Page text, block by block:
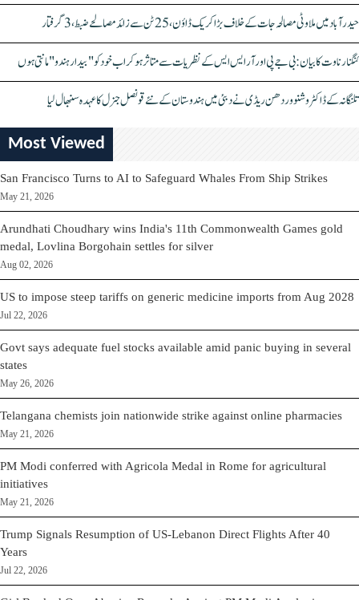
حیدرآباد میں ملاوٹی مصالحہ جات کے خلاف بڑا کریک ڈاؤن، 25 ٹن سے زائد مصالحے ضبط، 3 گرفتار
کنگنا رناوت کا بیان: بی جے پی اور آر ایس ایس کے نظریات سے متاثر ہو کر اب خود کو "بیدار ہندو" مانتی ہوں
تلنگانہ کے ڈاکٹر وشنو وردھن ریڈی نے دبئی میں ہندوستان کے نئے قونصل جنرل کا عہدہ سنبھال لیا
Most Viewed
San Francisco Turns to AI to Safeguard Whales From Ship Strikes
May 21, 2026
Arundhati Choudhary wins India's 11th Commonwealth Games gold
medal, Lovlina Borgohain settles for silver
Aug 02, 2026
US to impose steep tariffs on generic medicine imports from Aug 2028
Jul 22, 2026
Govt says adequate fuel stocks available amid panic buying in several
states
May 26, 2026
Telangana chemists join nationwide strike against online pharmacies
May 21, 2026
PM Modi conferred with Agricola Medal in Rome for agricultural
initiatives
May 21, 2026
Trump Signals Resumption of US-Lebanon Direct Flights After 40
Years
Jul 22, 2026